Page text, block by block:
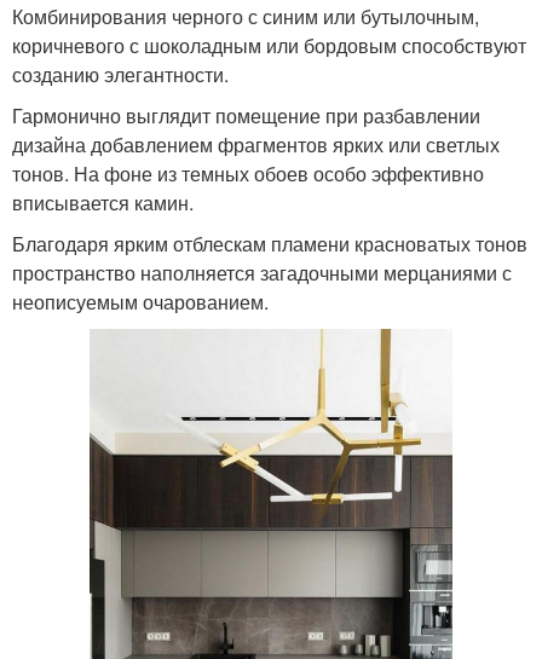
Комбинирования черного с синим или бутылочным,
коричневого с шоколадным или бордовым способствуют
созданию элегантности.
Гармонично выглядит помещение при разбавлении
дизайна добавлением фрагментов ярких или светлых
тонов. На фоне из темных обоев особо эффективно
вписывается камин.
Благодаря ярким отблескам пламени красноватых тонов
пространство наполняется загадочными мерцаниями с
неописуемым очарованием.